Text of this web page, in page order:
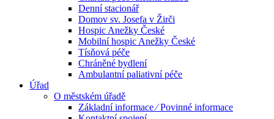
Denní stacionář
Domov sv. Josefa v Žirči
Hospic Anežky České
Mobilní hospic Anežky České
Tísňová péče
Chráněné bydlení
Ambulantní paliativní péče
Úřad
O městském úřadě
Základní informace ⁄ Povinné informace